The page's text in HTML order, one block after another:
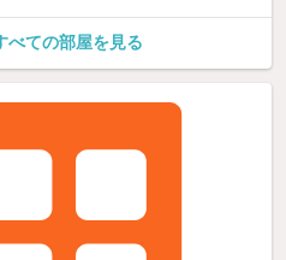
べての部屋を見る